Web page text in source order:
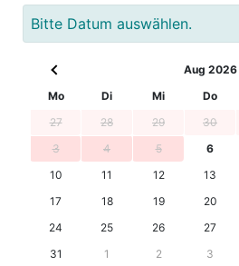
Bitte Datum auswählen.
Aug 2026
Mo
Di Mi Do
27
28 29 30
3
4 5 6
10
11 12 13
17
18 19 20
24
25 26 27
31
1 2 3